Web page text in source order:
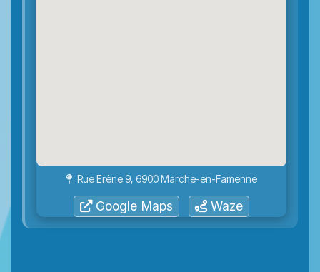
Rue Erène 9, 6900 Marche-en-Famenne
Google Maps Waze